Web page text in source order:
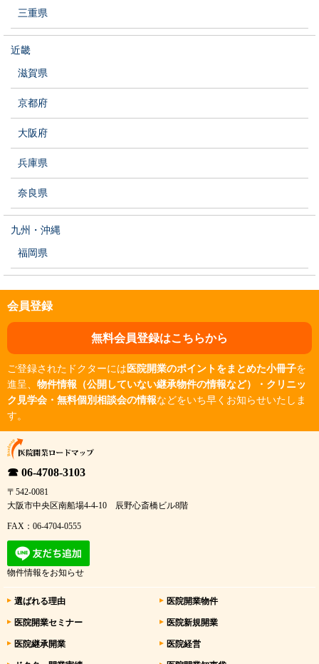
三重県
近畿
滋賀県
京都府
大阪府
兵庫県
奈良県
九州・沖縄
福岡県
会員登録
無料会員登録はこちらから
ご登録されたドクターには 医院開業のポイントをまとめた小冊子を
進呈、 物件情報（公開していない継承物件の情報など）・クリニッ
ク見学会・無料個別相談会の情報などをいち早くお知らせいたしま
す。
☎ 06-4708-3103
〒542-0081
大阪市中央区南船場4-4-10 辰野心斎橋ビル8階
FAX：06-4704-0555
物件情報をお知らせ
選ばれる理由 医院開業物件
医院開業セミナー 医院新規開業
医院継承開業 医院経営